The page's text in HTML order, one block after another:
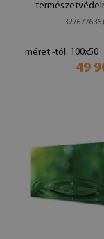
327677636)
méret -tól: 100x50
49